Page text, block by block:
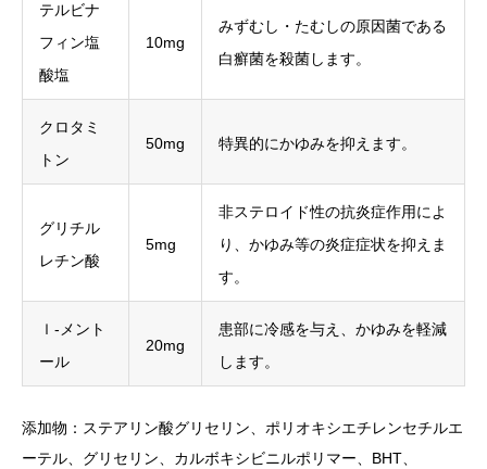
テルビナ
フィン塩
酸塩
10mg
みずむし・たむしの原因菌である
白癬菌を殺菌します。
クロタミ
トン
50mg 特異的にかゆみを抑えます。
グリチル
レチン酸
5mg
非ステロイド性の抗炎症作用によ
り、かゆみ等の炎症症状を抑えま
す。
ｌ-メント
ール
20mg
患部に冷感を与え、かゆみを軽減
します。
添加物：ステアリン酸グリセリン、ポリオキシエチレンセチルエ
ーテル、グリセリン、カルボキシビニルポリマー、BHT、